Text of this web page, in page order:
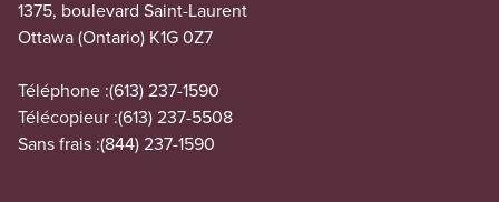
1375, boulevard Saint-Laurent
Ottawa (Ontario) K1G 0Z7
Téléphone :(613) 237-1590
Télécopieur :(613) 237-5508
Sans frais :(844) 237-1590